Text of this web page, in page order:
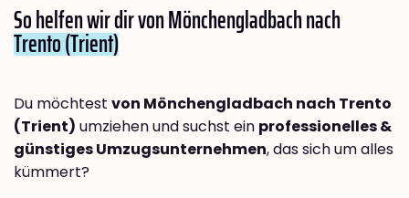
So helfen wir dir von Mönchengladbach nach
Trento (Trient)
Du möchtest von Mönchengladbach nach Trento
(Trient) umziehen und suchst ein professionelles &
günstiges Umzugsunternehmen, das sich um alles
kümmert?